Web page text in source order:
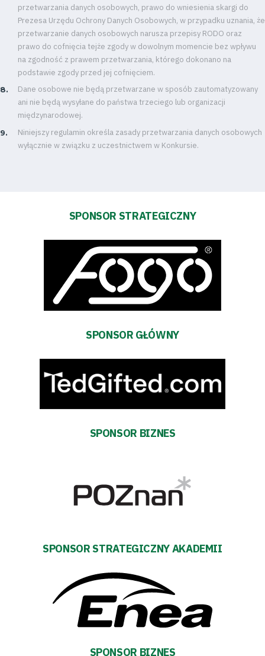
Akademia
Aktualności
Warta
TV
Fundacja
Polityka
prywatności
Regulaminy
Warciarzy
#WARTOpobrać
pośredników
przetwarzania danych osobowych, prawo do wniesienia skargi do
Prezesa Urzędu Ochrony Danych Osobowych, w przypadku uznania, że
przetwarzanie danych osobowych narusza przepisy RODO oraz
prawo do cofnięcia tejże zgody w dowolnym momencie bez wpływu
na zgodność z prawem przetwarzania, którego dokonano na
podstawie zgody przed jej cofnięciem.
Dane osobowe nie będą przetwarzane w sposób zautomatyzowany
ani nie będą wysyłane do państwa trzeciego lub organizacji
międzynarodowej.
Niniejszy regulamin określa zasady przetwarzania danych osobowych
wyłącznie w związku z uczestnictwem w Konkursie.
SPONSOR STRATEGICZNY
SPONSOR GŁÓWNY
SPONSOR BIZNES
SPONSOR STRATEGICZNY AKADEMII
SPONSOR BIZNES